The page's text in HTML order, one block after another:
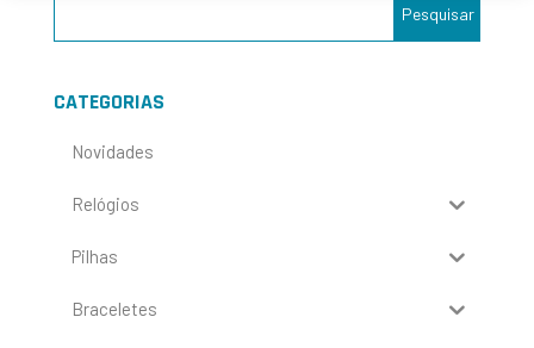
CATEGORIAS
Novidades
Relógios
Pilhas
Braceletes